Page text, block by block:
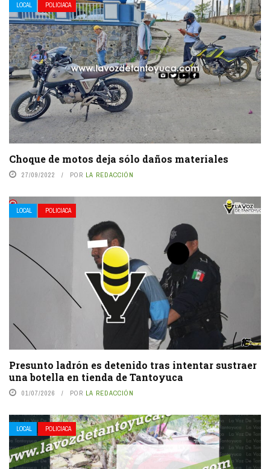
LOCAL POLICIACA
Choque de motos deja sólo daños materiales
27/09/2022 POR LA REDACCIÓN
LOCAL POLICIACA
Presunto ladrón es detenido tras intentar sustraer
una botella en tienda de Tantoyuca
01/07/2026 POR LA REDACCIÓN
LOCAL POLICIACA